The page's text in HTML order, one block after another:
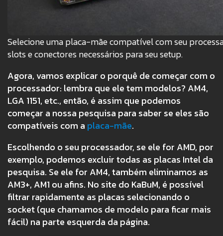
Selecione uma placa-mãe compatível com seu
slots e conectores necessários para seu setup.
Agora, vamos explicar o porquê de começar com o
processador: lembra que ele tem modelos? AM4,
LGA 1151, etc., então, é assim que podemos
começar a nossa pesquisa para saber se eles são
compatíveis com a placa-mãe.
Escolhendo o seu processador, se ele for AMD, por
exemplo, podemos excluir todas as placas Intel da
pesquisa. Se ele for AM4, também eliminamos as
AM3+, AM1 ou afins. No site do KaBuM, é possível
filtrar rapidamente as placas selecionando o
socket (que chamamos de modelo para ficar mais
fácil) na parte esquerda da página.